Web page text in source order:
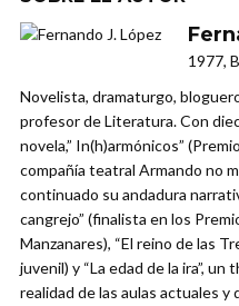
1977,
Novelista, dramaturgo,
profesor de Literatura. Con
novela,” In(h)armónicos”
compañía teatral Armando no
continuado su andadura
cangrejo” (finalista en los
Manzanares), “El reino de las
juvenil) y “La edad de la ira”,
realidad de las aulas actuales